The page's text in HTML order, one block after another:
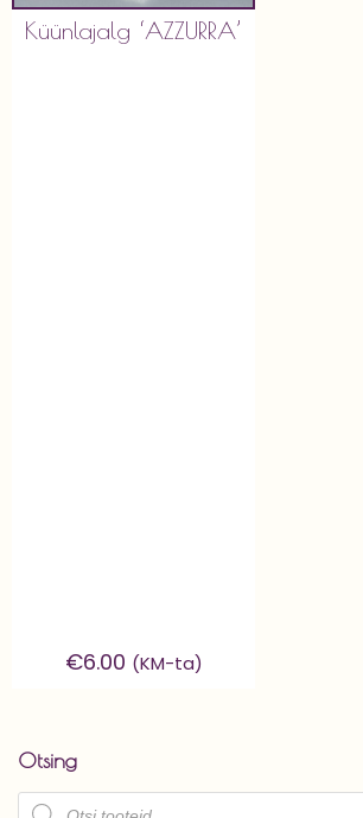
Küünlajalg ‘AZZURRA’
€6.00 (KM-ta)
Otsing
Products
search